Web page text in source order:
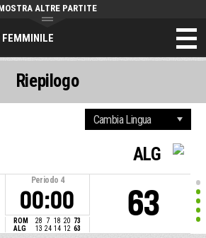
FEMMINILE
ALTRE PARTITE
Periodo 4
00:00
ROM 28 7 18 20 73
ALG
13 24 14 12 63
ALG
63
Riepilogo